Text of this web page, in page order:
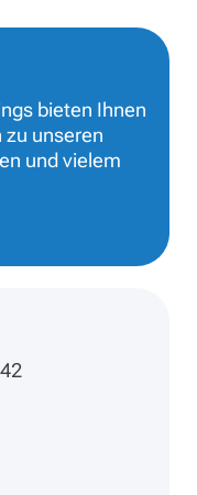
bieten Ihnen
unseren
und vielem